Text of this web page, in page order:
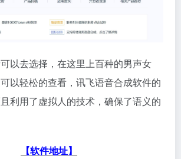
以去选择，在这里上百种的男声女
以轻松的查看，讯飞语音合成软件的
利用了虚拟人的技术，确保了语义的
【软件地址】